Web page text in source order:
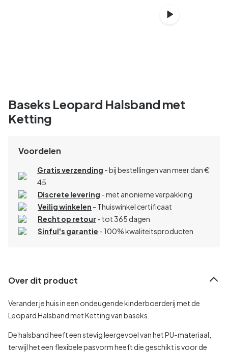
Baseks Leopard Halsband met
Ketting
Voordelen
Gratis verzending - bij bestellingen van meer dan €
45
Discrete levering - met anonieme verpakking
Veilig winkelen - Thuiswinkel certificaat
Recht op retour - tot 365 dagen
Sinful's garantie - 100% kwaliteitsproducten
Over dit product
Verander je huis in een ondeugende kinderboerderij met de
Leopard Halsband met Ketting van baseks.
De halsband heeft een stevig leergevoel van het PU-materiaal,
terwijl het een flexibele pasvorm heeft die geschikt is voor de